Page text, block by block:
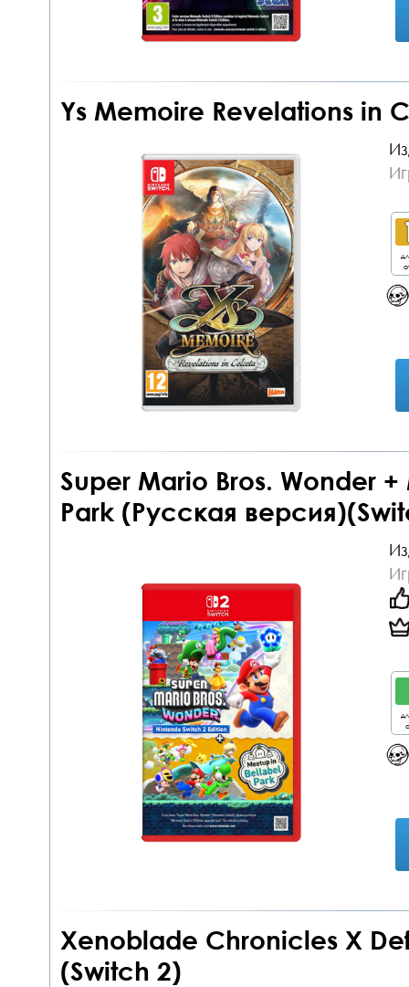
Ys Memoire Revelations in
Super Mario Bros. Wonder
Park (Русская
Xenoblade Chronicles X
(Switch 2)